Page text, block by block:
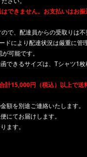
できません。お支払いはお
で、配達員からの受取りは不
ドにより配達状況は厳重に管
可能です。
できるサイズは、Tシャツ1
計15,000円（税込）以上で送
額を別途ご連絡いたします。
にてお届けします。
ます。